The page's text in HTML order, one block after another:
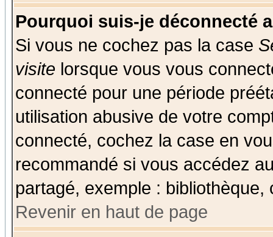
Pourquoi suis-je déconnecté
Si vous ne cochez pas la case
visite lorsque vous vous
connecté pour une période
utilisation abusive de votre
connecté, cochez la case en
recommandé si vous accédez
partagé, exemple :
Revenir en haut de page